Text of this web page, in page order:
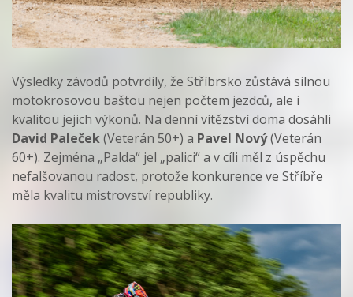
Výsledky závodů potvrdily, že Stříbrsko zůstává silnou
motokrosovou baštou nejen počtem jezdců, ale i
kvalitou jejich výkonů. Na denní vítězství doma dosáhli
David Paleček(Veterán 50+) a Pavel Nový(Veterán
60+). Zejména „Palda“ jel „palici“ a v cíli měl z úspěchu
nefalšovanou radost, protože konkurence ve Stříbře
měla kvalitu mistrovství republiky.